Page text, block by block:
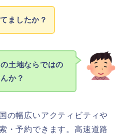
ましたか？
土地ならではの
か？
の幅広いアクティビティや
・予約できます。高速道路